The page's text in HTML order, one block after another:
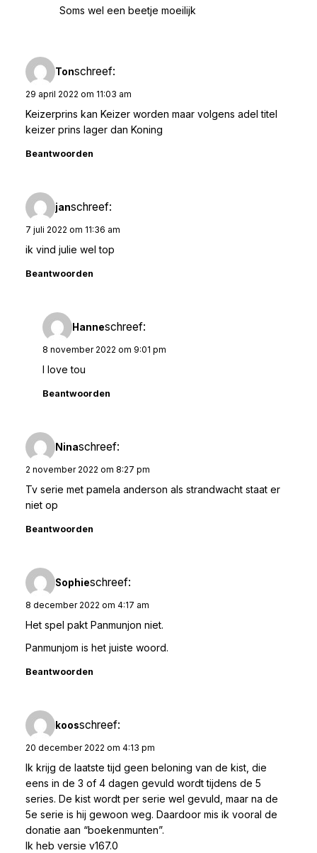
Soms wel een beetje moeilijk
Tonschreef:
29 april 2022 om 11:03 am
Keizerprins kan Keizer worden maar volgens adel titel
keizer prins lager dan Koning
Beantwoorden
janschreef:
7 juli 2022 om 11:36 am
ik vind julie wel top
Beantwoorden
Hanneschreef:
8 november 2022 om 9:01 pm
I love tou
Beantwoorden
Ninaschreef:
2 november 2022 om 8:27 pm
Tv serie met pamela anderson als strandwacht staat er
niet op
Beantwoorden
Sophieschreef:
8 december 2022 om 4:17 am
Het spel pakt Panmunjon niet.
Panmunjom is het juiste woord.
Beantwoorden
koosschreef:
20 december 2022 om 4:13 pm
Ik krijg de laatste tijd geen beloning van de kist, die
eens in de 3 of 4 dagen gevuld wordt tijdens de 5
series. De kist wordt per serie wel gevuld, maar na de
5e serie is hij gewoon weg. Daardoor mis ik vooral de
donatie aan “boekenmunten”.
Ik heb versie v167.0